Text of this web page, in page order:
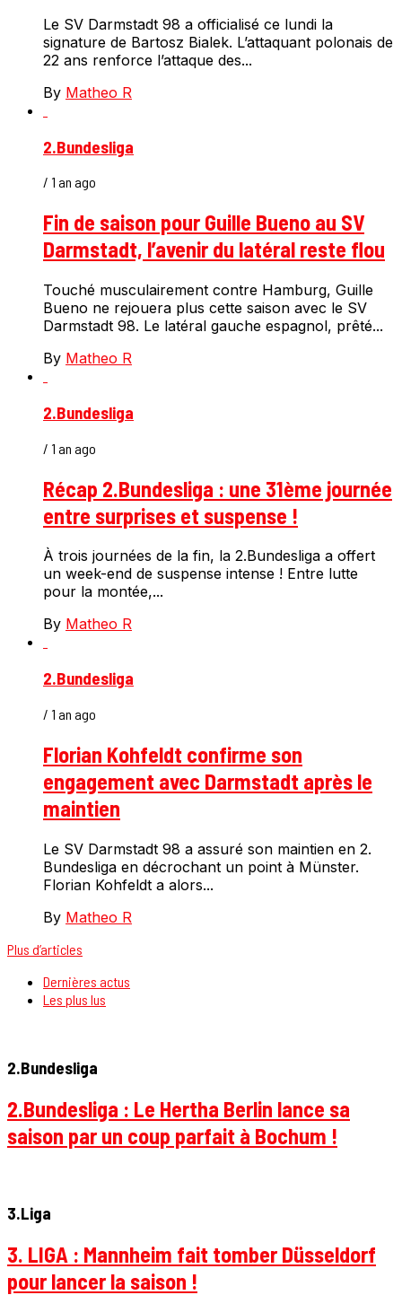
Le SV Darmstadt 98 a officialisé ce lundi la
signature de Bartosz Bialek. L’attaquant polonais de
22 ans renforce l’attaque des...
By Matheo R
2.Bundesliga
/ 1 an ago
Fin de saison pour Guille Bueno au SV
Darmstadt, l’avenir du latéral reste flou
Touché musculairement contre Hamburg, Guille
Bueno ne rejouera plus cette saison avec le SV
Darmstadt 98. Le latéral gauche espagnol, prêté...
By Matheo R
2.Bundesliga
/ 1 an ago
Récap 2.Bundesliga : une 31ème journée
entre surprises et suspense !
À trois journées de la fin, la 2.Bundesliga a offert
un week-end de suspense intense ! Entre lutte
pour la montée,...
By Matheo R
2.Bundesliga
/ 1 an ago
Florian Kohfeldt confirme son
engagement avec Darmstadt après le
maintien
Le SV Darmstadt 98 a assuré son maintien en 2.
Bundesliga en décrochant un point à Münster.
Florian Kohfeldt a alors...
By Matheo R
Plus d’articles
Dernières actus
Les plus lus
2.Bundesliga
2.Bundesliga : Le Hertha Berlin lance sa
saison par un coup parfait à Bochum !
3.Liga
3. LIGA : Mannheim fait tomber Düsseldorf
pour lancer la saison !